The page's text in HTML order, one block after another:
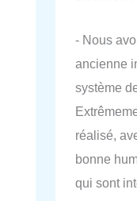
- Nous
ancienne
système
réalisé,
bonne
qui sont